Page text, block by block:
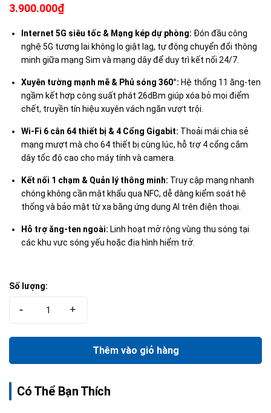
3.900.000₫
Internet 5G siêu tốc & Mạng kép dự phòng: Đón đầu công
nghệ 5G tương lai không lo giật lag, tự động chuyển đổi thông
minh giữa mạng Sim và mạng dây để duy trì kết nối 24/7.
Xuyên tường mạnh mẽ & Phủ sóng 360°: Hệ thống 11 ăng-ten
ngầm kết hợp công suất phát 26dBm giúp xóa bỏ mọi điểm
chết, truyền tín hiệu xuyên vách ngăn vượt trội.
Wi-Fi 6 cân 64 thiết bị & 4 Cổng Gigabit: Thoải mái chia sẻ
mạng mượt mà cho 64 thiết bị cùng lúc, hỗ trợ 4 cổng cắm
dây tốc độ cao cho máy tính và camera.
Kết nối 1 chạm & Quản lý thông minh: Truy cập mạng nhanh
chóng không cần mật khẩu qua NFC, dễ dàng kiểm soát hệ
thống và bảo mật từ xa bằng ứng dụng AI trên điện thoại.
Hỗ trợ ăng-ten ngoài: Linh hoạt mở rộng vùng thu sóng tại
các khu vực sóng yếu hoặc địa hình hiểm trở.
Số lượng:
- +
Thêm vào giỏ hàng
Có Thể Bạn Thích